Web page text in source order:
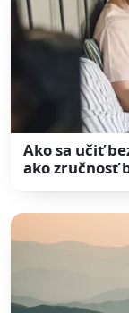
Ako sa učiť
ako zručnosť